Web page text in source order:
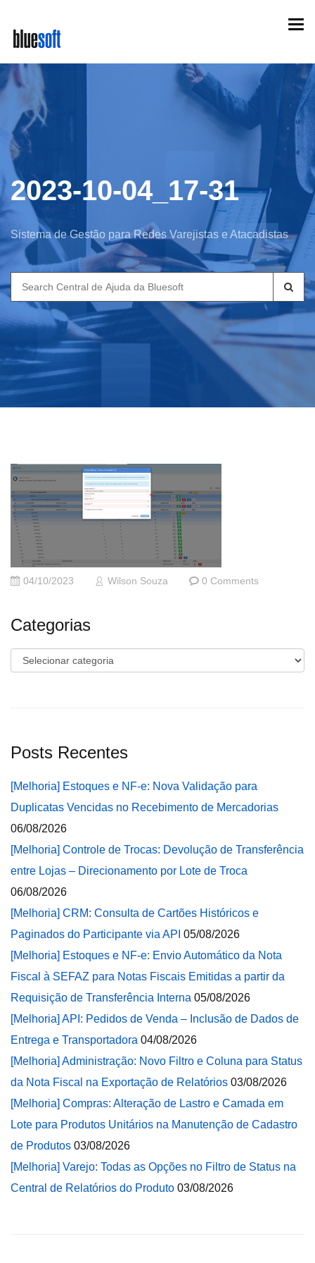
main
content
2023-10-04_17-31
Sistema de Gestão para Redes Varejistas e Atacadistas
Search
for:
04/10/2023 Wilson Souza 0 Comments
Categorias
Categorias
Posts Recentes
[Melhoria] Estoques e NF-e: Nova Validação para
Duplicatas Vencidas no Recebimento de Mercadorias
06/08/2026
[Melhoria] Controle de Trocas: Devolução de Transferência
entre Lojas – Direcionamento por Lote de Troca
06/08/2026
[Melhoria] CRM: Consulta de Cartões Históricos e
Paginados do Participante via API 05/08/2026
[Melhoria] Estoques e NF-e: Envio Automático da Nota
Fiscal à SEFAZ para Notas Fiscais Emitidas a partir da
Requisição de Transferência Interna 05/08/2026
[Melhoria] API: Pedidos de Venda – Inclusão de Dados de
Entrega e Transportadora 04/08/2026
[Melhoria] Administração: Novo Filtro e Coluna para Status
da Nota Fiscal na Exportação de Relatórios 03/08/2026
[Melhoria] Compras: Alteração de Lastro e Camada em
Lote para Produtos Unitários na Manutenção de Cadastro
de Produtos 03/08/2026
[Melhoria] Varejo: Todas as Opções no Filtro de Status na
Central de Relatórios do Produto 03/08/2026